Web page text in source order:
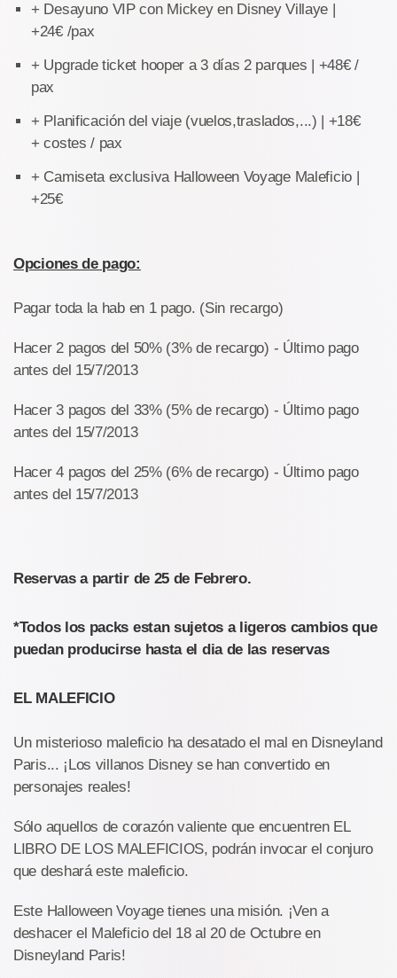
+ Desayuno VIP con Mickey en Disney Villaye |
+24€ /pax
+ Upgrade ticket hooper a 3 días 2 parques | +48€ /
pax
+ Planificación del viaje (vuelos,traslados,...) | +18€
+ costes / pax
+ Camiseta exclusiva Halloween Voyage Maleficio |
+25€
Opciones de pago:
Pagar toda la hab en 1 pago. (Sin recargo)
Hacer 2 pagos del 50% (3% de recargo) - Último pago
antes del 15/7/2013
Hacer 3 pagos del 33% (5% de recargo) - Último pago
antes del 15/7/2013
Hacer 4 pagos del 25% (6% de recargo) - Último pago
antes del 15/7/2013
Reservas a partir de 25 de Febrero.
*Todos los packs estan sujetos a ligeros cambios que
puedan producirse hasta el dia de las reservas
EL MALEFICIO
Un misterioso maleficio ha desatado el mal en Disneyland
Paris... ¡Los villanos Disney se han convertido en
personajes reales!
Sólo aquellos de corazón valiente que encuentren EL
LIBRO DE LOS MALEFICIOS, podrán invocar el conjuro
que deshará este maleficio.
Este Halloween Voyage tienes una misión. ¡Ven a
deshacer el Maleficio del 18 al 20 de Octubre en
Disneyland Paris!